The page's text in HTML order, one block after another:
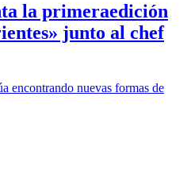
la primeraedición
junto al chef
encontrando nuevas formas de